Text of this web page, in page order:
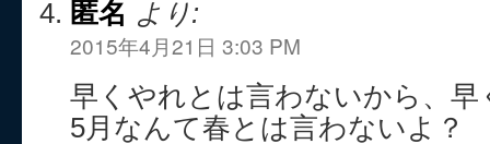
匿名 より:
2015年4月21日 3:03 PM
早くやれとは言わないから、早
5月なんて春とは言わないよ？